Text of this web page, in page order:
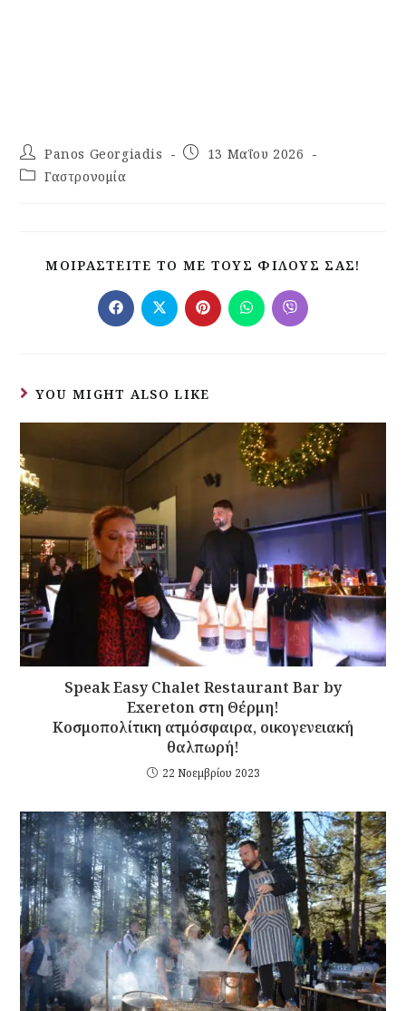
Panos Georgiadis
13 Μαΐου 2026
Γαστρονομία
ΜΟΙΡΑΣΤΕΊΤΕ ΤΟ ΜΕ ΤΟΥΣ ΦΊΛΟΥΣ ΣΑΣ!
YOU MIGHT ALSO LIKE
Speak Easy Chalet Restaurant Bar by
Exereton στη Θέρμη!
Κοσμοπολίτικη ατμόσφαιρα, οικογενειακή
θαλπωρή!
22 Νοεμβρίου 2023